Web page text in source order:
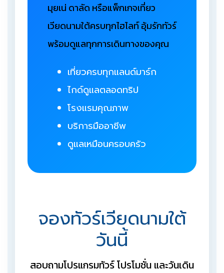
มุยเน่ ดาลัด หรือแพ็กเกจเที่ยว
เวียดนามใต้ครบทุกไฮไลท์ อุ้มรักทัวร์
พร้อมดูแลทุกการเดินทางของคุณ
เที่ยวครบทุกแลนด์มาร์ก
ไกด์ดูแลตลอดทริป
โรงแรมคุณภาพ
บริการมืออาชีพ
ดูแลเหมือนครอบครัว
จองทัวร์เวียดนามใต้
วันนี้
สอบถามโปรแกรมทัวร์ โปรโมชั่น และวันเดิน